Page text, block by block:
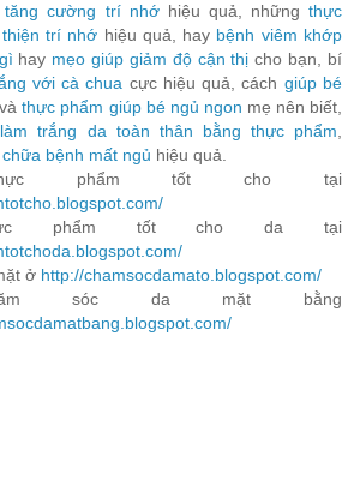
tăng cường trí nhớhiệu quả, nhữngthực
trí nhớ hiệu quả, hay bệnh viêm khớp
hay mẹo giúp giảm độ cận thị cho bạn, bí
với cà chua cực hiệu quả, cách giúp bé
vàthực phẩm giúp bé ngủ ngon mẹ nên biết,
trắng da toàn thân bằng thực phẩm
bệnh mất ngủ hiệu quả.
phẩm tốt cho tại
phẩm tốt cho da tại
ở http://chamsocdamato.blogspot.com/
sóc da mặt bằng